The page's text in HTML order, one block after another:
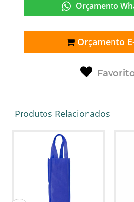
Orçamento
Orçamento
Produtos Relacionados